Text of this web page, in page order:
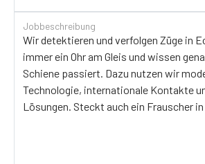
Jobbeschreibung
Wir detektieren und verfolgen Züge in
immer ein Ohr am Gleis und wissen
Schiene passiert. Dazu nutzen wir
Technologie, internationale Kontakte
Lösungen. Steckt auch ein Frauscher in